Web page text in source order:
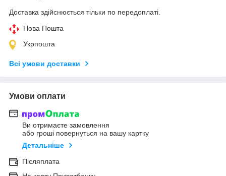
Доставка здійснюється тільки по передоплаті.
Нова Пошта
Укрпошта
Всі умови доставки
Умови оплати
Ви отримаєте замовлення
або гроші повернуться на вашу картку
Детальніше
Післяплата